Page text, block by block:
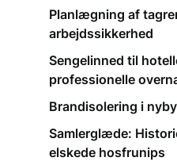
Planlægning af
arbejdssikkerhed
Sengelinned til
professionelle
Brandisolering i
Samlerglæde:
elskede hosfrunips